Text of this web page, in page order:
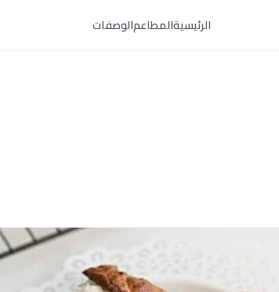
الرئيسيةالمطاعمالوصفات